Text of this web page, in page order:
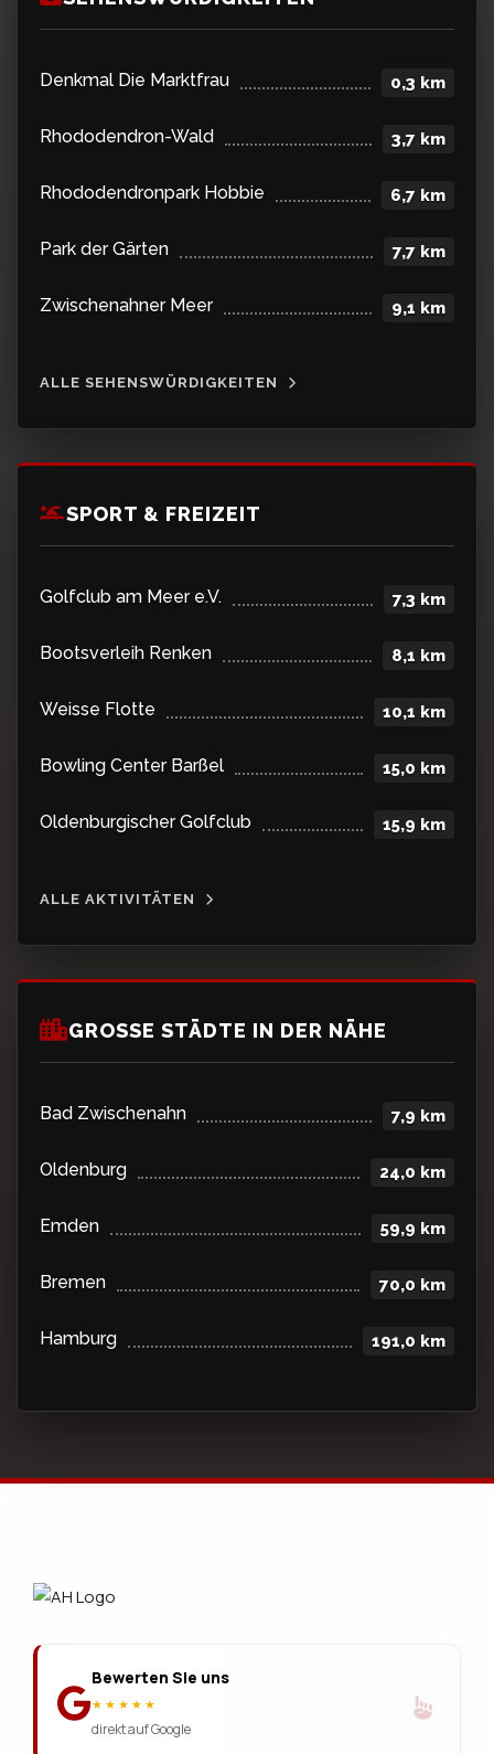
Denkmal Die Marktfrau 0,3 km
Rhododendron-Wald 3,7 km
Rhododendronpark Hobbie 6,7 km
Park der Gärten 7,7 km
Zwischenahner Meer 9,1 km
ALLE SEHENSWÜRDIGKEITEN
SPORT & FREIZEIT
Golfclub am Meer e.V. 7,3 km
Bootsverleih Renken 8,1 km
Weisse Flotte 10,1 km
Bowling Center Barßel 15,0 km
Oldenburgischer Golfclub 15,9 km
ALLE AKTIVITÄTEN
GROSSE STÄDTE IN DER NÄHE
Bad Zwischenahn 7,9 km
Oldenburg 24,0 km
Emden 59,9 km
Bremen 70,0 km
Hamburg 191,0 km
Bewerten Sie uns
★★★★★
direkt auf Google